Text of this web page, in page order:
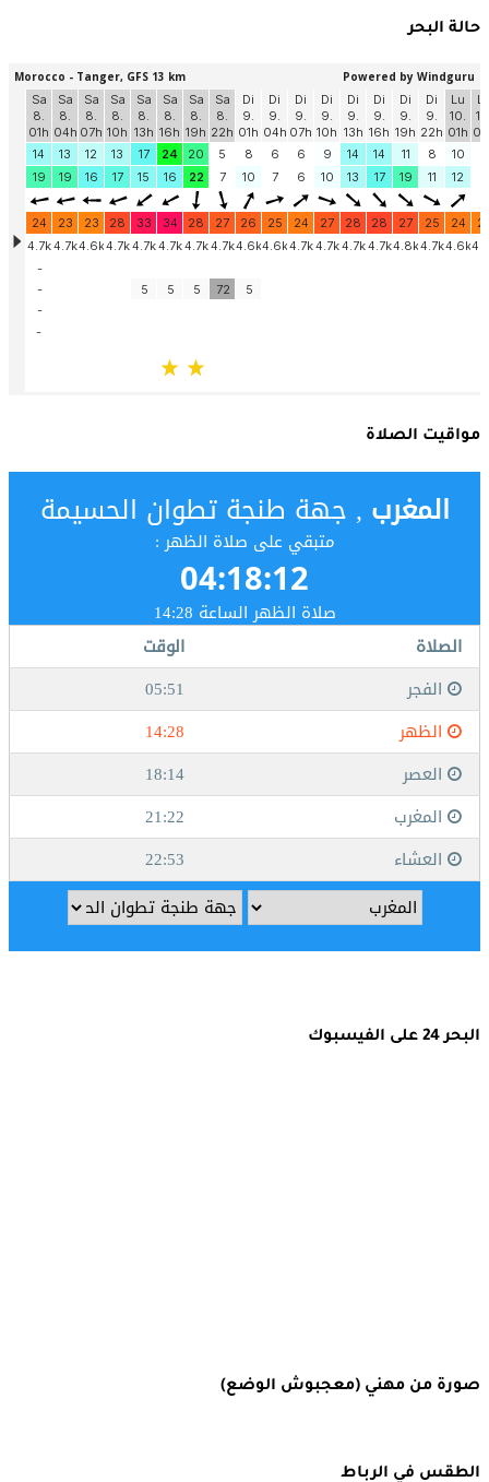
حالة البحر
مواقيت الصلاة
البحر 24 على الفيسبوك
صورة من مهني (معجبوش الوضع)
الطقس في الرباط